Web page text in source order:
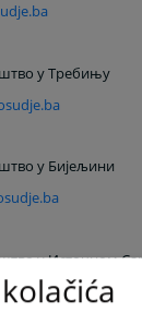
у Требињу
у Бијељини
у Источном